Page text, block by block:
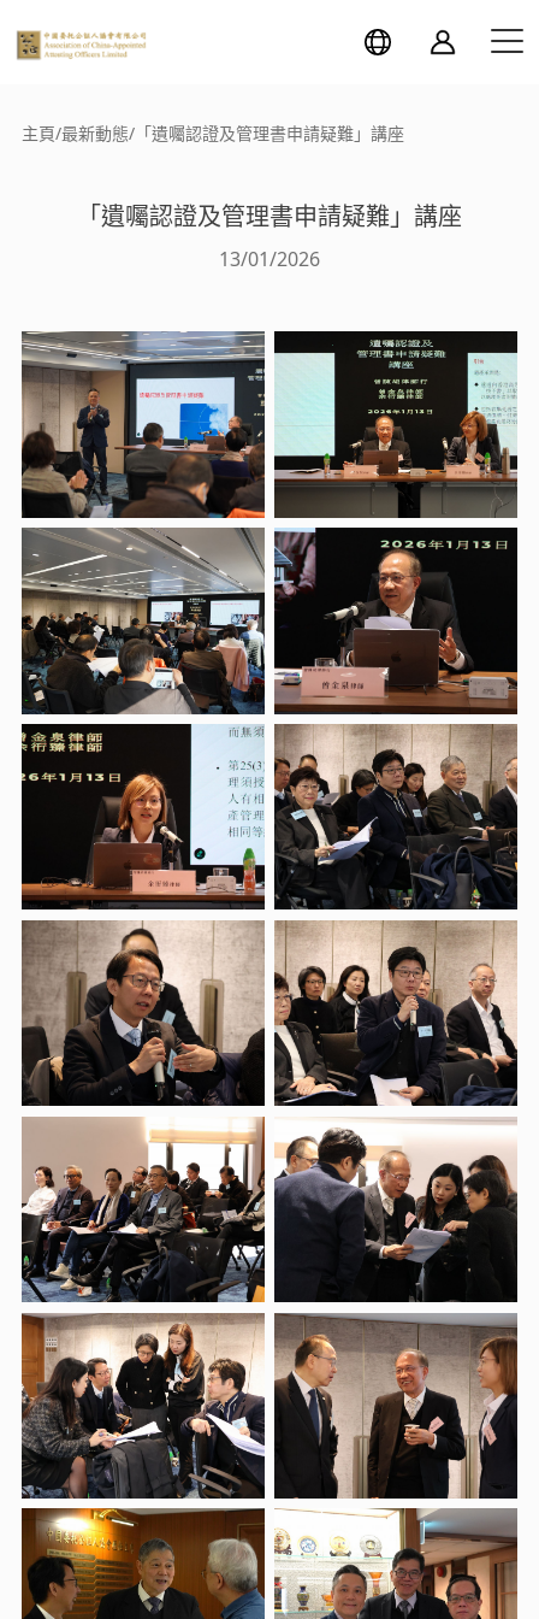
主頁/最新動態/「遺囑認證及管理書申請疑難」講座
「遺囑認證及管理書申請疑難」講座
13/01/2026